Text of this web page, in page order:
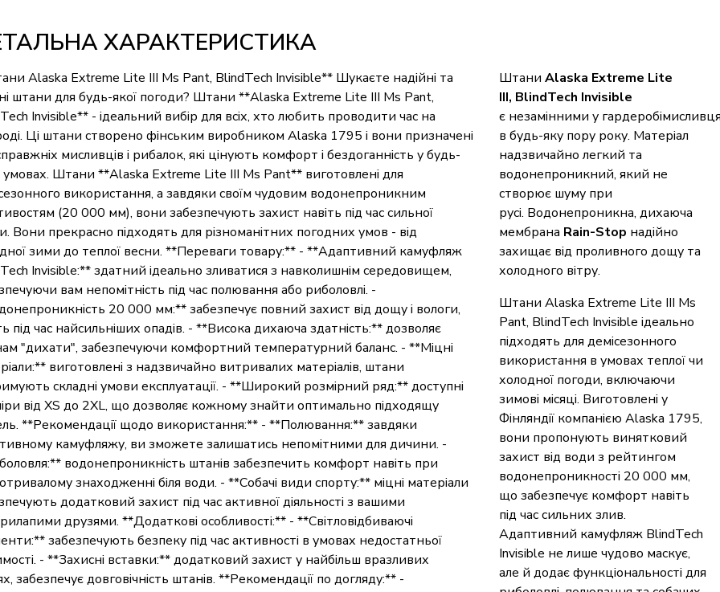
ХАРАКТЕРИСТИКА
ШтаниAlaska Extreme Lite
III, BlindTech Invisible
є незамінними у
в будь-яку пору року. Матеріал
надзвичайно легкий та
водонепроникний, який не
створює шуму при
русі. Водонепроникна, дихаюча
мембрана Rain-Stop надійно
захищає від проливного дощу та
холодного вітру.
Штани Alaska Extreme Lite III Ms
Pant, BlindTech Invisible ідеально
підходять для демісезонного
використання в умовах теплої чи
холодної погоди, включаючи
зимові місяці. Виготовлені у
Фінляндії компанією Alaska 1795,
вони пропонують винятковий
захист від води з рейтингом
водонепроникності 20 000 мм,
що забезпечує комфорт навіть
під час сильних злив.
Адаптивний камуфляж BlindTech
Invisible не лише чудово маскує,
але й додає функціональності для
Alaska Extreme Lite III Ms Pant, BlindTech Invisible** Шукаєте надійні та
штани для будь-якої погоди? Штани **Alaska Extreme Lite III Ms Pant,
Invisible** - ідеальний вибір для всіх, хто любить проводити час на
Ці штани створено фінським виробником Alaska 1795 і вони призначені
мисливців і рибалок, які цінують комфорт і бездоганність у будь-
Штани **Alaska Extreme Lite III Ms Pant** виготовлені для
використання, а завдяки своїм чудовим водонепроникним
(20 000 мм), вони забезпечують захист навіть під час сильної
Вони прекрасно підходять для різноманітних погодних умов - від
зими до теплої весни. **Переваги товару:** - **Адаптивний камуфляж
Invisible:** здатний ідеально зливатися з навколишнім середовищем,
вам непомітність під час полювання або риболовлі. -
20 000 мм:** забезпечує повний захист від дощу і вологи,
під час найсильніших опадів. - **Висока дихаюча здатність:** дозволяє
"дихати", забезпечуючи комфортний температурний баланс. - **Міцні
виготовлені з надзвичайно витривалих матеріалів, штани
складні умови експлуатації. - **Широкий розмірний ряд:** доступні
від XS до 2XL, що дозволяє кожному знайти оптимально підходящу
**Рекомендації щодо використання:** - **Полювання:** завдяки
камуфляжу, ви зможете залишатись непомітними для дичини. -
водонепроникність штанів забезпечить комфорт навіть при
знаходженні біля води. - **Собачі види спорту:** міцні матеріали
додатковий захист під час активної діяльності з вашими
друзями. **Додаткові особливості:** - **Світловідбиваючі
забезпечують безпеку під час активності в умовах недостатньої
- **Захисні вставки:** додатковий захист у найбільш вразливих
забезпечує довговічність штанів. **Рекомендації по догляду:** -